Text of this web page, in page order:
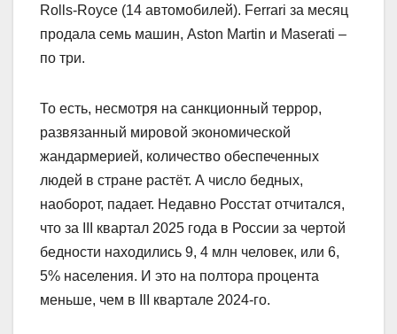
Rolls-Royce (14 автомобилей). Ferrari за месяц
продала семь машин, Aston Martin и Maserati –
по три.
То есть, несмотря на санкционный террор,
развязанный мировой экономической
жандармерией, количество обеспеченных
людей в стране растёт. А число бедных,
наоборот, падает. Недавно Росстат отчитался,
что за III квартал 2025 года в России за чертой
бедности находились 9, 4 млн человек, или 6,
5% населения. И это на полтора процента
меньше, чем в III квартале 2024-го.